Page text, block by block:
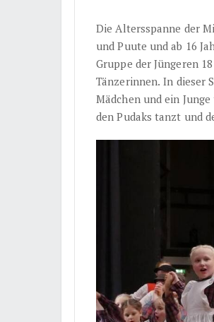
Die Altersspanne der
und Puute und ab 16
Gruppe der Jüngeren
Tänzerinnen. In dieser
Mädchen und ein
den Pudaks tanzt und